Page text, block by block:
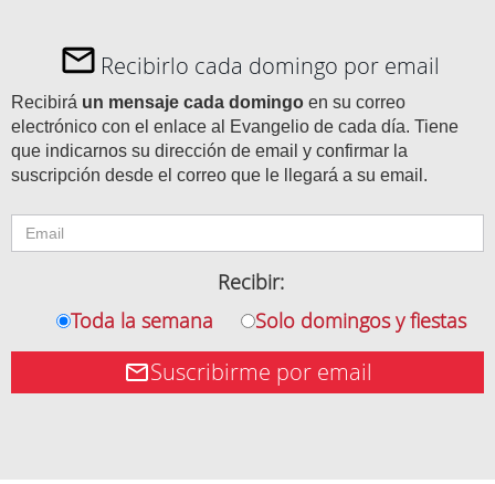
Recibirlo cada domingo por email
Recibirá un mensaje cada domingo en su correo
electrónico con el enlace al Evangelio de cada día. Tiene
que indicarnos su dirección de email y confirmar la
suscripción desde el correo que le llegará a su email.
Recibir:
Toda la semana
Solo domingos y fiestas
Suscribirme por email